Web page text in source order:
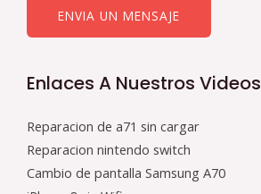
ENVIA UN MENSAJE
Enlaces A Nuestros Videos
Reparacion de a71 sin cargar
Reparacion nintendo switch
Cambio de pantalla Samsung A70